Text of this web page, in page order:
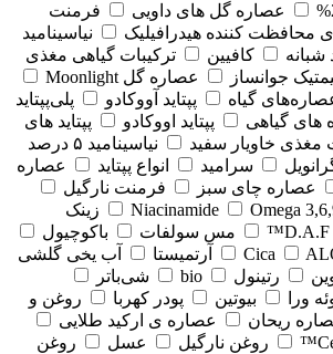
عصاره گل های داویی
فرمنت
محافظت کننده هیدرافیلیک
نیاسینامید
شبانه کافیین
ترکیبات گیاهی مغذی
جوانساز
عصاره گل Moonlight
عصاره‌های گیاه پپتاید آووکادو
پلی‌پپتاید
های گیاهی پپتاید اووکادو
پپتاید های
مغذی خاویار سفید
نیاسینامید ۵ درصد
سرامید انواع پپتاید
عصاره
عصاره چای سبز
فرمنت نارگیل
Niacinamide
Omega
زینک
مس سولفات
باکوچیول
آرتمیستا
آب یخی گلشی
رتینول bio
شی‌باتر
ورا بیوتین پودر کهربا
روغن و
ریحان
عصاره ی ارکید طلایی
روغن نارگیل عسل
روغن